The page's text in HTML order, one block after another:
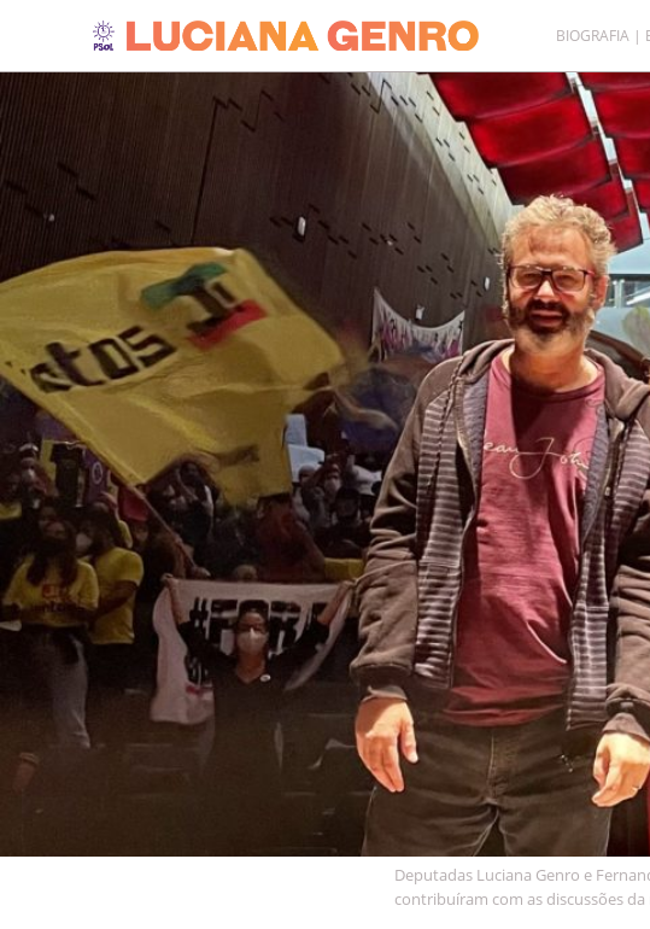
BIOGRAFIA
Deputadas Luciana Genro e
contribuíram com as discussões